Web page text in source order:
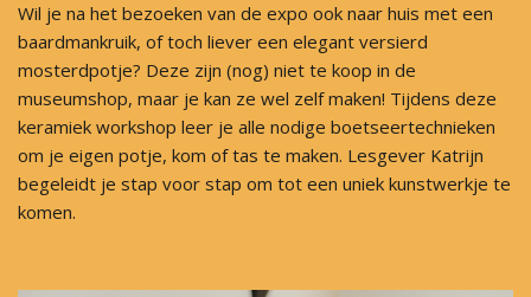
Wil je na het bezoeken van de expo ook naar huis met een
baardmankruik, of toch liever een elegant versierd
mosterdpotje? Deze zijn (nog) niet te koop in de
museumshop, maar je kan ze wel zelf maken! Tijdens deze
keramiek workshop leer je alle nodige boetseertechnieken
om je eigen potje, kom of tas te maken. Lesgever Katrijn
begeleidt je stap voor stap om tot een uniek kunstwerkje te
komen.